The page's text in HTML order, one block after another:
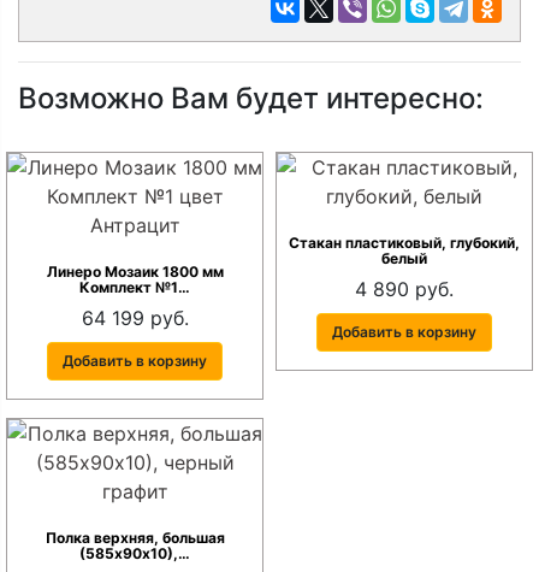
Возможно Вам будет интересно:
Линеро Мозаик 1800 мм
Комплект №1…
64 199 руб.
Добавить в корзину
Стакан пластиковый, глубокий,
белый
4 890 руб.
Добавить в корзину
Полка верхняя, большая
(585х90х10),…